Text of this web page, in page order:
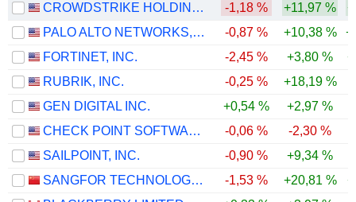
CROWDSTRIKE HOLDINGS, INC. -1,18 % +11,97 %
PALO ALTO NETWORKS, INC.
-0,87 % +10,38 %
FORTINET, INC.
-2,45 % +3,80 %
RUBRIK, INC.
-0,25 % +18,19 %
GEN DIGITAL INC.
+0,54 % +2,97 %
CHECK POINT SOFTWARE TECHNOLOGIES LTD.
-0,06 % -2,30 %
SAILPOINT, INC.
-0,90 % +9,34 %
SANGFOR TECHNOLOGIES INC.
-1,53 % +20,81 %